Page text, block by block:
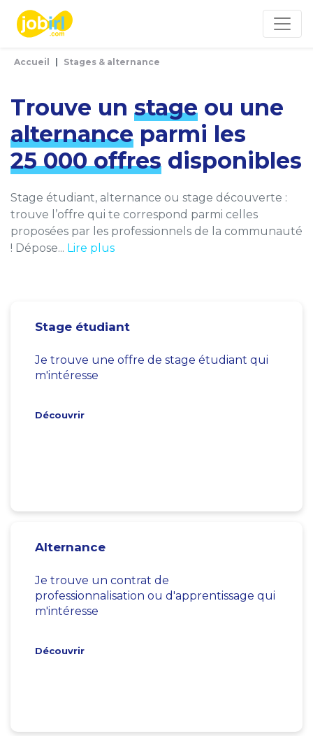
Accueil Stages & alternance
Trouve un stage ou une
alternance parmi les
25 000 offres disponibles
Stage étudiant, alternance ou stage découverte :
trouve l’offre qui te correspond parmi celles
proposées par les professionnels de la communauté
! Dépose... Lire plus
Stage étudiant
Je trouve une offre de stage étudiant qui
m'intéresse
Découvrir
Alternance
Je trouve un contrat de
professionnalisation ou d'apprentissage qui
m'intéresse
Découvrir
Panneau de gestion des cookies